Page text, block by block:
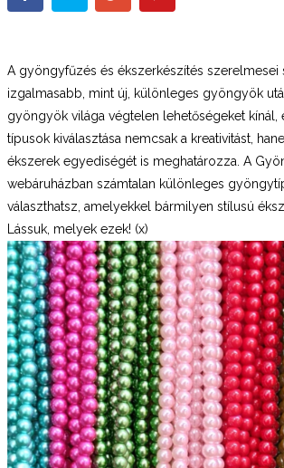
A gyöngyfűzés és ékszerkészítés szerelmesei
izgalmasabb, mint új, különleges gyöngyök
gyöngyök világa végtelen lehetőségeket kínál,
típusok kiválasztása nemcsak a kreativitást,
ékszerek egyediségét is meghatározza. A
webáruházban számtalan különleges
választhatsz, amelyekkel bármilyen stílusú
Lássuk, melyek ezek! (x)